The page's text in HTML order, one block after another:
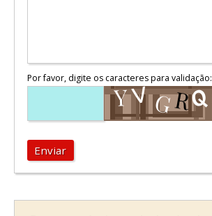
Por favor, digite os caracteres para validação:
Enviar